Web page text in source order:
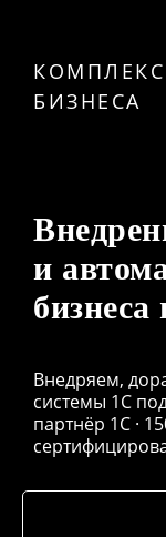
БИЗНЕСА
и
бизнеса
Внедряем,
системы 1С
партнёр 1С ·